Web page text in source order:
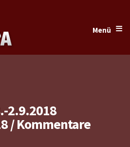
Menü ≡
2.9.2018
/Kommentare